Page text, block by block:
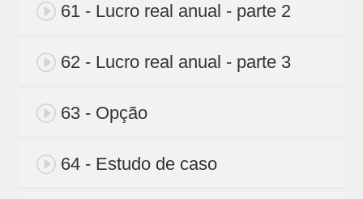
61 - Lucro real anual - parte 2
62 - Lucro real anual - parte 3
63 - Opção
64 - Estudo de caso